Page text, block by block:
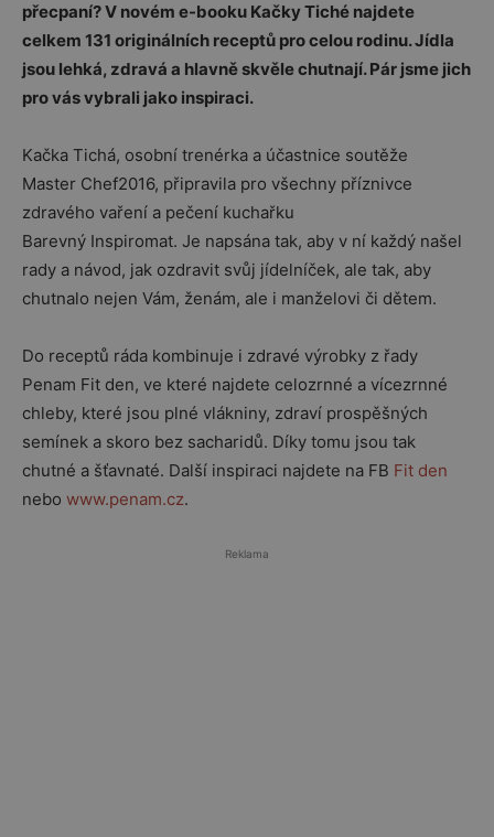
přecpaní? V novém e-booku Kačky Tiché najdete
celkem 131 originálních receptů pro celou rodinu. Jídla
jsou lehká, zdravá a hlavně skvěle chutnají. Pár jsme jich
pro vás vybrali jako inspiraci.
Kačka Tichá, osobní trenérka a účastnice soutěže
Master Chef2016, připravila pro všechny příznivce
zdravého vaření a pečení kuchařku
Barevný Inspiromat. Je napsána tak, aby v ní každý našel
rady a návod, jak ozdravit svůj jídelníček, ale tak, aby
chutnalo nejen Vám, ženám, ale i manželovi či dětem.
Do receptů ráda kombinuje i zdravé výrobky z řady
Penam Fit den, ve které najdete celozrnné a vícezrnné
chleby, které jsou plné vlákniny, zdraví prospěšných
semínek a skoro bez sacharidů. Díky tomu jsou tak
chutné a šťavnaté. Další inspiraci najdete na FB Fit den
nebo www.penam.cz.
Reklama